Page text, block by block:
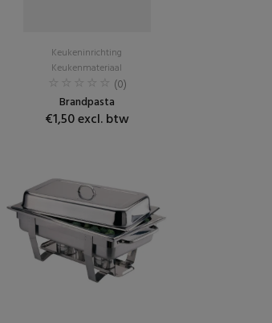
Keukeninrichting
Keukenmateriaal
(0)
Brandpasta
€1,50 excl. btw